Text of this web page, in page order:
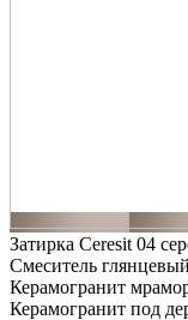
Затирка Ceresit 04
Смеситель
Керамогранит
Керамогранит под